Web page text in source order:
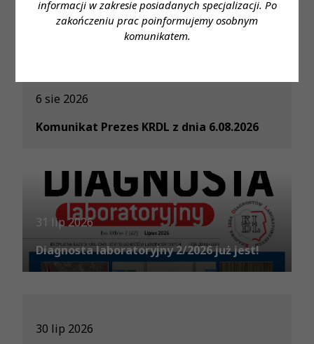
informacji w zakresie posiadanych specjalizacji. Po
zakończeniu prac poinformujemy osobnym
komunikatem.
Przeczytaj również
6 sie 2026
Komunikat Prezes KRDL z dnia 6.08.2026
31 lip 2026
Diagnosta laboratoryjny 2/2026 już jest!
30 lip 2026